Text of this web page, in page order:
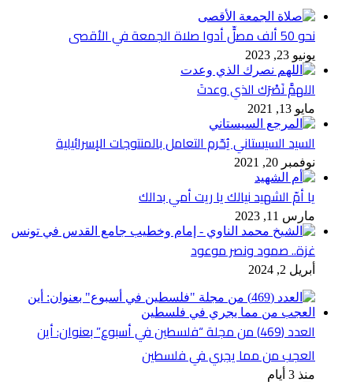
نحو 50 ألف مصلٍّ أدوا صلاة الجمعة في الأقصى
يونيو 23, 2023
اللهمَّ نَصْرَك الذي وعدتَ
مايو 13, 2021
السيد السيستاني يُحّرم التعامل بالمنتوجات الإسرائيلية
نوفمبر 20, 2021
يا أمّ الشهيد نيالك يا ريت أمي بدالك
مارس 11, 2023
غزة.. صمود ونصر موعود
أبريل 2, 2024
العدد (469) من مجلة “فلسطين في أسبوع” بعنوان: أين
العجب من مما يجري في فلسطين
منذ 3 أيام